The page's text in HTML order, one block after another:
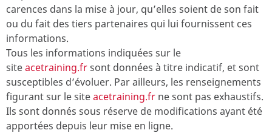
carences dans la mise à jour, qu’elles soient de son fait
ou du fait des tiers partenaires qui lui fournissent ces
informations.
Tous les informations indiquées sur le
siteacetraining.frsont données à titre indicatif, et sont
susceptibles d’évoluer. Par ailleurs, les renseignements
figurant sur le siteacetraining.fr ne sont pas exhaustifs.
Ils sont donnés sous réserve de modifications ayant été
apportées depuis leur mise en ligne.